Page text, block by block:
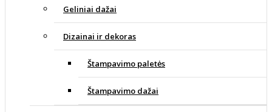
Geliniai dažai
Dizainai ir dekoras
Štampavimo paletės
Štampavimo dažai